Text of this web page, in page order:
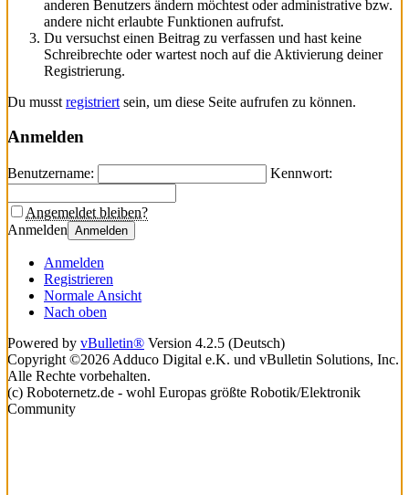
anderen Benutzers ändern möchtest oder administrative bzw.
andere nicht erlaubte Funktionen aufrufst.
Du versuchst einen Beitrag zu verfassen und hast keine
Schreibrechte oder wartest noch auf die Aktivierung deiner
Registrierung.
Du musst registriert sein, um diese Seite aufrufen zu können.
Anmelden
Benutzername: Kennwort:
Angemeldet bleiben?
Anmelden Anmelden
Anmelden
Registrieren
Normale Ansicht
Nach oben
Powered by vBulletin® Version 4.2.5 (Deutsch)
Copyright ©2026 Adduco Digital e.K. und vBulletin Solutions, Inc.
Alle Rechte vorbehalten.
(c) Roboternetz.de - wohl Europas größte Robotik/Elektronik
Community